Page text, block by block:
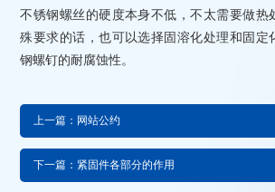
不锈钢螺丝的硬度本身不低，不太需要做热
殊要求的话，也可以选择固溶化处理和固定
钢螺钉的耐腐蚀性。
上一篇：网站公约
下一篇：紧固件各部分的作用